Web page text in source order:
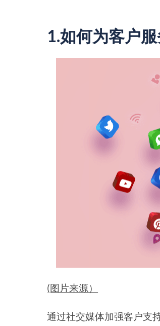
1.如何为客户
(图片来源）
通过社交媒体加强客户支